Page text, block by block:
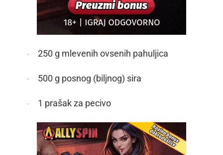
· 250 g mlevenih ovsenih pahuljica
· 500 g posnog (biljnog) sira
· 1 prašak za pecivo